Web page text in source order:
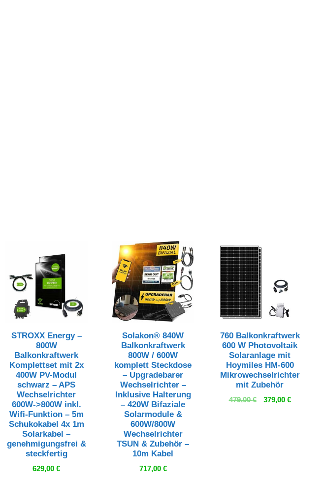
STROXX Energy –
800W
Balkonkraftwerk
Komplettset mit 2x
400W PV-Modul
schwarz – APS
Wechselrichter
600W->800W inkl.
Wifi-Funktion – 5m
Schukokabel 4x 1m
Solarkabel –
genehmigungsfrei &
steckfertig
629,00€
Solakon® 840W
Balkonkraftwerk
800W / 600W
komplett Steckdose
– Upgradebarer
Wechselrichter –
Inklusive Halterung
– 420W Bifaziale
Solarmodule &
600W/800W
Wechselrichter
TSUN & Zubehör –
10m Kabel
717,00 €
760 Balkonkraftwerk
600 W Photovoltaik
Solaranlage mit
Hoymiles HM-600
Mikrowechselrichter
mit Zubehör
479,00€
Ursprünglicher
379,00 €Aktueller